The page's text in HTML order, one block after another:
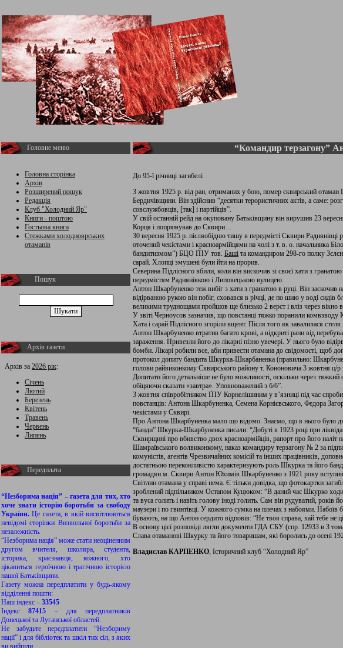
Головне меню
Головна сторінка
Архів
Розширений пошук
Редакція
Клуб "Холодний Яр"
Книги - поштою
Гостьова книга
Стежками холодноярських
отаманів
Пошук
Архів газети
Архів за 2026 рік:
Січень
Лютий
Березень
Квітень
Травень
Червень
Липень
Передплата
“Незборима нація” – газета для тих, хто
хоче знати історію боротьби за свободу
України.Це газета, в якій висвітлюються
невідомі сторінки Визвольної боротьби за
незалежність.
“Незборима нація” може стати неоціненним
другом вчителя, школяра, студента,
історика, краєзнавця, кожного, хто
цікавиться героїчною і трагічною історією
нашої Батьківщини.
Газету можна передплатити у будь-якому
відділенні пошти:
Наш індекс – 33545
Індекс87415 – для передплатників
Донецької та Луганської областей.
Не забудьте передплатити “Незбориму
нації” і для бібліотек та шкіл тих сіл, з яких
ви вийшли.
“Командир терзагону”
До 95-ї річниці загибелі
3 жовтня 1925 р. від ран, отриманих у бою, помер сквирський
Бердичівщини. Він здійснив “десятки терористичних актів, а саме:
совслужбовців, [так] і партійців”.
У свій останній рейд на окуповану Батьківщину він вирушив 23
Корця і попрямував до Сквири…
30 вересня 1925 р. післяобідню тишу в передмісті Сквири
оточений чекістами і красноармійцями на чолі з т. в. о. начальника
бандитизмом”) БЦО ҐПУ тов. Баші та командиром 298-го полку
сарай. Хлопці змушені були йти на прорив.
Северина Підлісного вбили, коли він вискочив зі своєї хати з
передмістям Раднянівкою і Липовецькою вулицею.
Антон Шкарбуненко теж вибіг з хати з гранатою в руці. Він заскочив
відірваною рукою він побіг, сховався в річці, де по шию у воді
великими труднощами пройшов ще близько 2 верст і вліз через вікно
У звіті Черноусов зазначив, що повстанці тяжко поранили комвзводу
Хата і сарай Підлісного згоріли вщент. Після того як завалилася
Антон Шкарбуненко втратив багато крові, а відкриті рани від
зараження. Привезли його до лікарні пізно увечері. У нього було
бомби. Лікарі робили все, аби привести отамана до свідомості, щоб
протокол допиту бандита Шкурка-Шкарбаненка (правильно:
голови райвиконкому Сквирського району т. Кононовича 3 жовтня
Допитати його детальніше не було можливості, оскільки через тяжкий
обіцяючи сказати «завтра». Уповноважений з б/б”.
3 жовтня співробітником ҐПУ Корнелішиним у в’язниці під час
повстанців: Антона Шкарбуненка, Семена Корнієвського, Федора
чекістами у Сквирі.
Про Антона Шкарбуненка мало що відомо. Знаємо, що в нього було
“банди” Шкурка-Шкарбуненка писали: “Добуті в 1923 році при
Сквирщині про вбивство двох красноармійців, рапорт про його наліт
Шамраївського волвиконкому, наказ командиру терзагону № 2 за
комуністів, агентів Чрезвичайних комісій та інших працівників,
достатньою переконливістю характеризують роль Шкурка та його
громадян м. Сквири Антон Юхимів Шкарбуненко з 1921 року вступив
Світлин отамана у справі нема. Є тільки довідка, що фотокартки
зроблений підпільником Остапом Куцюком: “В даний час Шкурко
та вуса голить і навіть голову іноді голить. Сам він рудуватий,
маузери і по гвинтівці. У кожного сумка на плечах з набоями.
бувають, на що Антон сердито відповів: “Не твоя справа, хай тебе не
В основу цієї розповіді лягли документи ГДА СБУ (спр. 12933 в 3
Слава отаманові Шкурку та його товаришам, які боролись до осені
Владислав КАРПЕНКО, Історичний клуб “Холодний Яр”